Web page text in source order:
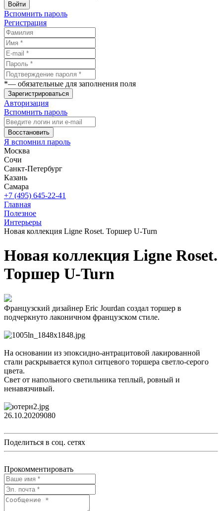
Войти
Вспомнить пароль
Регистрация
*— обязательные для заполнения поля
Зарегистрироваться
Авторизация
Вспомнить пароль
Восстановить
Я вспомнил пароль
Москва
Сочи
Санкт-Петербург
Казань
Самара
+7 (495) 645-22-41
Главная
Полезное
Интерьеры
Новая коллекция Ligne Roset. Торшер U-Turn
Новая коллекция Ligne Roset.
Торшер U-Turn
Французский дизайнер Eric Jourdan создал торшер в
подчеркнуто лаконичном французском стиле.
На основании из эпоксидно-антрацитовой лакированной
стали раскрывается купол ситцевого торшера светло-серого
цвета.
Свет от напольного светильника теплый, ровный и
ненавязчивый.
26.10.20209080
Поделиться в соц. сетях
Прокомментировать